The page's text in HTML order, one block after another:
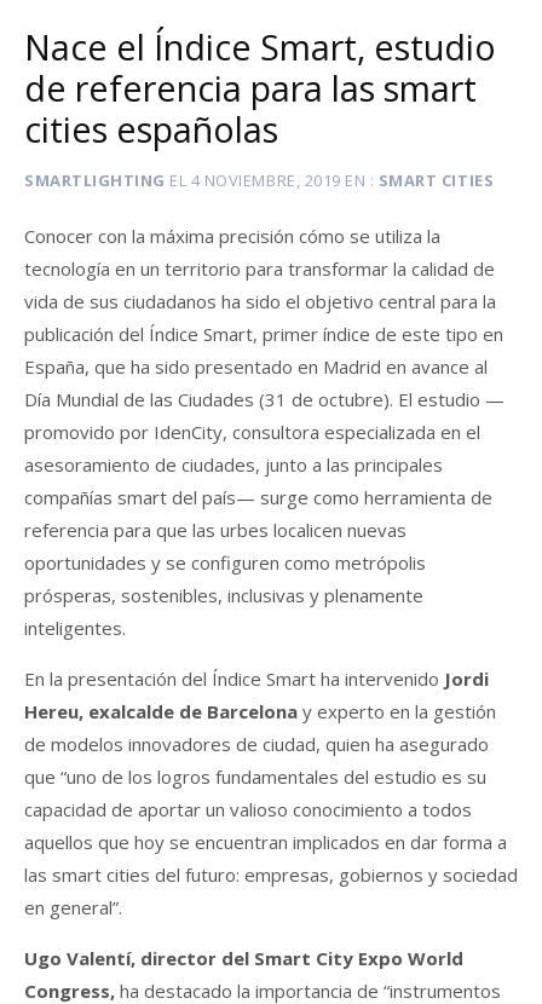
Nace el Índice Smart, estudio
de referencia para las smart
cities españolas
SMARTLIGHTING EL 4 NOVIEMBRE, 2019 EN SMART CITIES
Conocer con la máxima precisión cómo se utiliza la
tecnología en un territorio para transformar la calidad de
vida de sus ciudadanos ha sido el objetivo central para la
publicación del Índice Smart, primer índice de este tipo en
España, que ha sido presentado en Madrid en avance al
Día Mundial de las Ciudades (31 de octubre). El estudio —
promovido por IdenCity, consultora especializada en el
asesoramiento de ciudades, junto a las principales
compañías smart del país— surge como herramienta de
referencia para que las urbes localicen nuevas
oportunidades y se configuren como metrópolis
prósperas, sostenibles, inclusivas y plenamente
inteligentes.
En la presentación del Índice Smart ha intervenido Jordi
Hereu, exalcalde de Barcelona y experto en la gestión
de modelos innovadores de ciudad, quien ha asegurado
que “uno de los logros fundamentales del estudio es su
capacidad de aportar un valioso conocimiento a todos
aquellos que hoy se encuentran implicados en dar forma a
las smart cities del futuro: empresas, gobiernos y sociedad
en general”.
Ugo Valentí, director del Smart City Expo World
Congress, ha destacado la importancia de “instrumentos